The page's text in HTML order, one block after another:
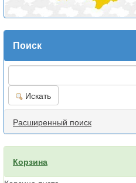
Поиск
Искать
Расширенный поиск
Корзина